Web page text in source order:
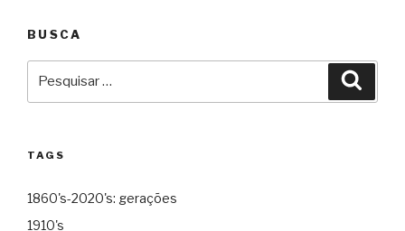
BUSCA
TAGS
1860's-2020's: gerações
1910's